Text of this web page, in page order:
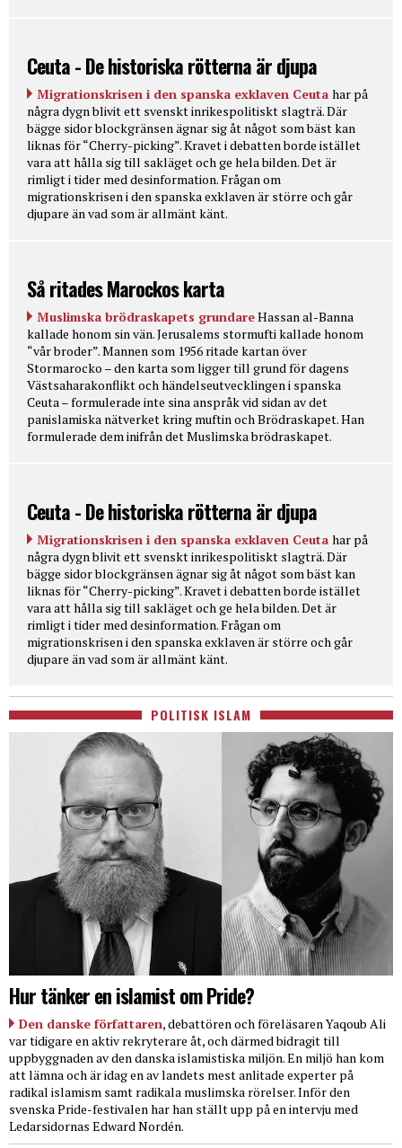
Ceuta - De historiska rötterna är djupa
Migrationskrisen i den spanska exklaven Ceuta har på
några dygn blivit ett svenskt inrikespolitiskt slagträ. Där
bägge sidor blockgränsen ägnar sig åt något som bäst kan
liknas för “Cherry-picking”. Kravet i debatten borde istället
vara att hålla sig till sakläget och ge hela bilden. Det är
rimligt i tider med desinformation. Frågan om
migrationskrisen i den spanska exklaven är större och går
djupare än vad som är allmänt känt.
Så ritades Marockos karta
Muslimska brödraskapets grundareHassan al-Banna
kallade honom sin vän. Jerusalems stormufti kallade honom
“vår broder”. Mannen som 1956 ritade kartan över
Stormarocko – den karta som ligger till grund för dagens
Västsaharakonflikt och händelseutvecklingen i spanska
Ceuta – formulerade inte sina anspråk vid sidan av det
panislamiska nätverket kring muftin och Brödraskapet. Han
formulerade dem inifrån det Muslimska brödraskapet.
Ceuta - De historiska rötterna är djupa
Migrationskrisen i den spanska exklaven Ceuta har på
några dygn blivit ett svenskt inrikespolitiskt slagträ. Där
bägge sidor blockgränsen ägnar sig åt något som bäst kan
liknas för “Cherry-picking”. Kravet i debatten borde istället
vara att hålla sig till sakläget och ge hela bilden. Det är
rimligt i tider med desinformation. Frågan om
migrationskrisen i den spanska exklaven är större och går
djupare än vad som är allmänt känt.
POLITISK ISLAM
Hur tänker en islamist om Pride?
Den danske författaren, debattören och föreläsaren Yaqoub Ali
var tidigare en aktiv rekryterare åt, och därmed bidragit till
uppbyggnaden av den danska islamistiska miljön. En miljö han kom
att lämna och är idag en av landets mest anlitade experter på
radikal islamism samt radikala muslimska rörelser. Inför den
svenska Pride-festivalen har han ställt upp på en intervju med
Ledarsidornas Edward Nordén.